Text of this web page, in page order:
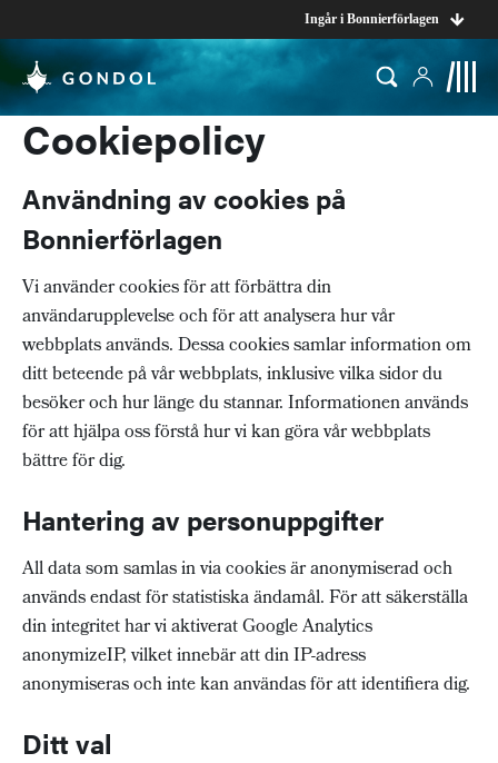
Ingår i Bonnierförlagen
Cookiepolicy
Användning av cookies på
Bonnierförlagen
Vi använder cookies för att förbättra din
användarupplevelse och för att analysera hur vår
webbplats används. Dessa cookies samlar information om
ditt beteende på vår webbplats, inklusive vilka sidor du
besöker och hur länge du stannar. Informationen används
för att hjälpa oss förstå hur vi kan göra vår webbplats
bättre för dig.
Hantering av personuppgifter
All data som samlas in via cookies är anonymiserad och
används endast för statistiska ändamål. För att säkerställa
din integritet har vi aktiverat Google Analytics
anonymizeIP, vilket innebär att din IP-adress
anonymiseras och inte kan användas för att identifiera dig.
Ditt val